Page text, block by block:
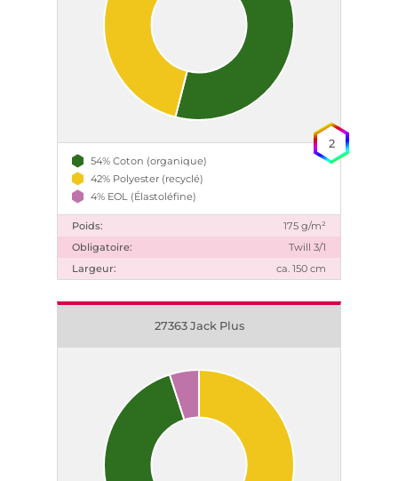
54% Coton (organique)
42% Polyester (recyclé)
4% EOL (Élastoléfine)
Poids:
175 g/m²
Obligatoire:
Twill 3/1
Largeur:
ca. 150 cm
2
27363 Jack Plus